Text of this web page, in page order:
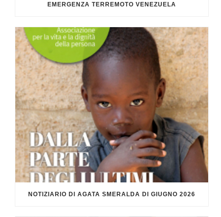
EMERGENZA TERREMOTO VENEZUELA
NOTIZIARIO DI AGATA SMERALDA DI GIUGNO 2026